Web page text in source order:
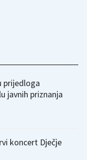
prijedloga
javnih priznanja
koncert Dječje